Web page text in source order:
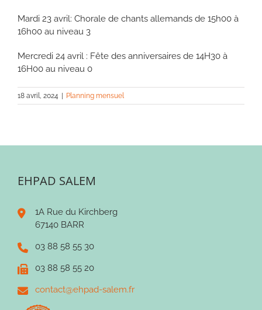
Mardi 23 avril: Chorale de chants allemands de 15h00 à
16h00 au niveau 3
Mercredi 24 avril : Fête des anniversaires de 14H30 à
16H00 au niveau 0
18 avril, 2024 | Planning mensuel
EHPAD SALEM
1A Rue du Kirchberg
67140 BARR
03 88 58 55 30
03 88 58 55 20
contact@ehpad-salem.fr